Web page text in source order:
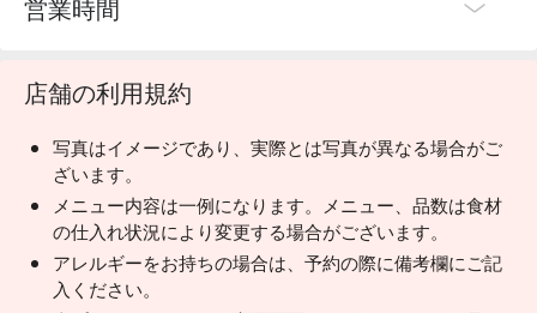
営業時間
店舗の利用規約
写真はイメージであり、実際とは写真が異なる場合がご
ざいます。
メニュー内容は一例になります。メニュー、品数は食材
の仕入れ状況により変更する場合がございます。
アレルギーをお持ちの場合は、予約の際に備考欄にご記
入ください。